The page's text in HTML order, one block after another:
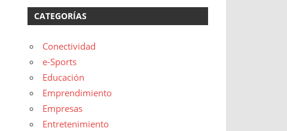
CATEGORÍAS
Conectividad
e-Sports
Educación
Emprendimiento
Empresas
Entretenimiento